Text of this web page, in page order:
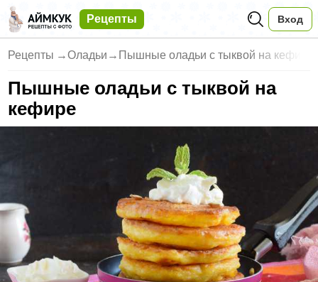
Рецепты Вход
Рецепты →Оладьи → Пышные оладьи с тыквой на кефи
Пышные оладьи с тыквой на
кефире